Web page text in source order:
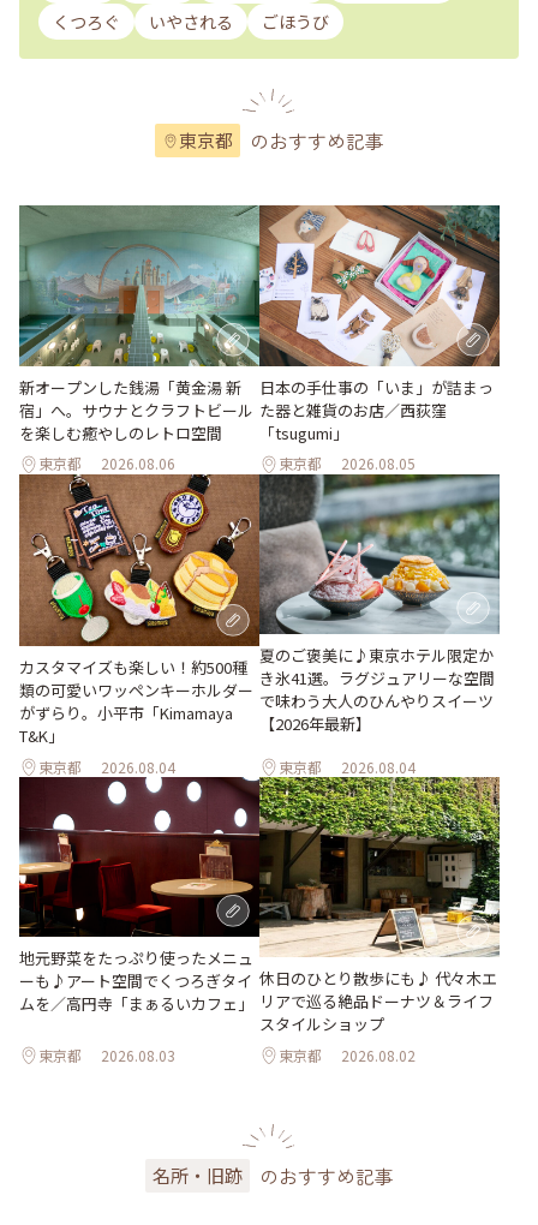
くつろぐ
いやされる ごほうび
東京都 のおすすめ記事
新オープンした銭湯「黄金湯 新
宿」へ。サウナとクラフトビール
を楽しむ癒やしのレトロ空間
東京都 2026.08.06
日本の手仕事の「いま」が詰まっ
た器と雑貨のお店／西荻窪
「tsugumi」
東京都 2026.08.05
カスタマイズも楽しい！約500種
類の可愛いワッペンキーホルダー
がずらり。小平市「Kimamaya
T&K」
東京都 2026.08.04
夏のご褒美に♪東京ホテル限定か
き氷41選。ラグジュアリーな空間
で味わう大人のひんやりスイーツ
【2026年最新】
東京都 2026.08.04
地元野菜をたっぷり使ったメニュ
ーも♪アート空間でくつろぎタイ
ムを／高円寺「まぁるいカフェ」
東京都 2026.08.03
休日のひとり散歩にも♪ 代々木エ
リアで巡る絶品ドーナツ＆ライフ
スタイルショップ
東京都 2026.08.02
名所・旧跡 のおすすめ記事